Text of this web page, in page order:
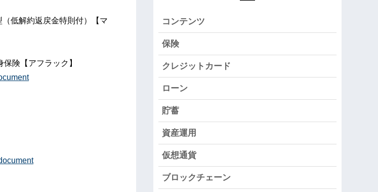
低解約返戻金特則付）【マ
険【アフラック】
コンテンツ
保険
クレジットカード
ローン
貯蓄
資産運用
仮想通貨
ブロックチェーン